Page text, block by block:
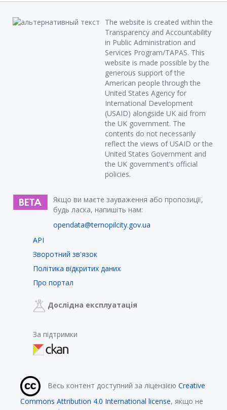
The website is created within the
Transparency and Accountability
in Public Administration and
Services Program/TAPAS. This
website is made possible by the
generous support of the
American people through the
United States Agency for
International Development
(USAID) alongside UK aid from
the UK government. The
contents do not necessarily
reflect the views of USAID or the
United States Government and
the UK government’s official
policies.
Якщо ви маєте зауваження або пропозиції,
будь ласка, напишіть нам:
opendata@ternopilcity.gov.ua
API
Зворотний зв'язок
Політика відкритих даних
Про портал
Дослідна експлуатація
За підтримки
Весь контент доступний за ліцензією Creative
Commons Attribution 4.0 International license, якщо не